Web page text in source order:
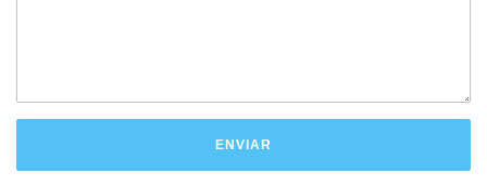
ENVIAR